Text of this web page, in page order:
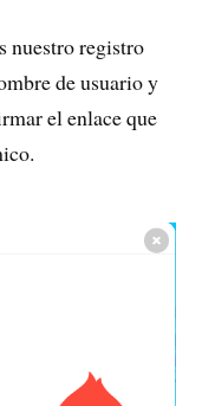
nuestro registro
de usuario y
el enlace que